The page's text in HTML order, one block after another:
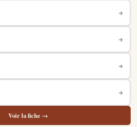
→
→
→
→
Voir la fiche →